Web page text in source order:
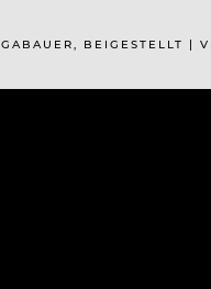
BEIGESTELLT |